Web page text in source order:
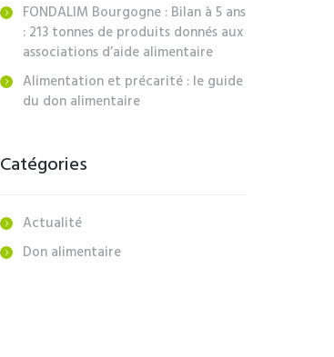
FONDALIM Bourgogne : Bilan à 5 ans
: 213 tonnes de produits donnés aux
associations d’aide alimentaire
Alimentation et précarité : le guide
du don alimentaire
Catégories
Actualité
Don alimentaire